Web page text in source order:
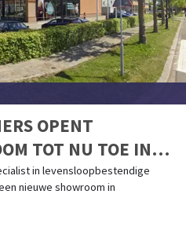
SLUIT AF MET
THE GRAND EAST
26 en 27 september staat de
in het teken van livemuziek tijdens